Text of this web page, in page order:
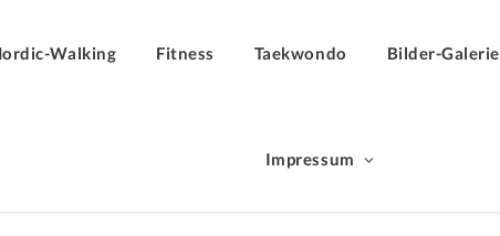
Walking Fitness Taekwondo Bilder-Galerie
Impressum
geschenkt